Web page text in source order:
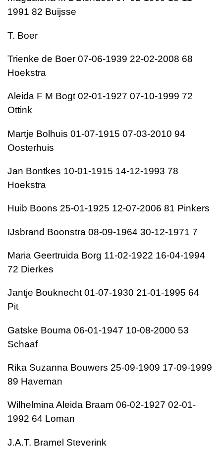
1991 82 Buijsse
T. Boer
Trienke de Boer 07-06-1939 22-02-2008 68
Hoekstra
Aleida F M Bogt 02-01-1927 07-10-1999 72
Ottink
Martje Bolhuis 01-07-1915 07-03-2010 94
Oosterhuis
Jan Bontkes 10-01-1915 14-12-1993 78
Hoekstra
Huib Boons 25-01-1925 12-07-2006 81 Pinkers
IJsbrand Boonstra 08-09-1964 30-12-1971 7
Maria Geertruida Borg 11-02-1922 16-04-1994
72 Dierkes
Jantje Bouknecht 01-07-1930 21-01-1995 64
Pit
Gatske Bouma 06-01-1947 10-08-2000 53
Schaaf
Rika Suzanna Bouwers 25-09-1909 17-09-1999
89 Haveman
Wilhelmina Aleida Braam 06-02-1927 02-01-
1992 64 Loman
J.A.T. Bramel Steverink